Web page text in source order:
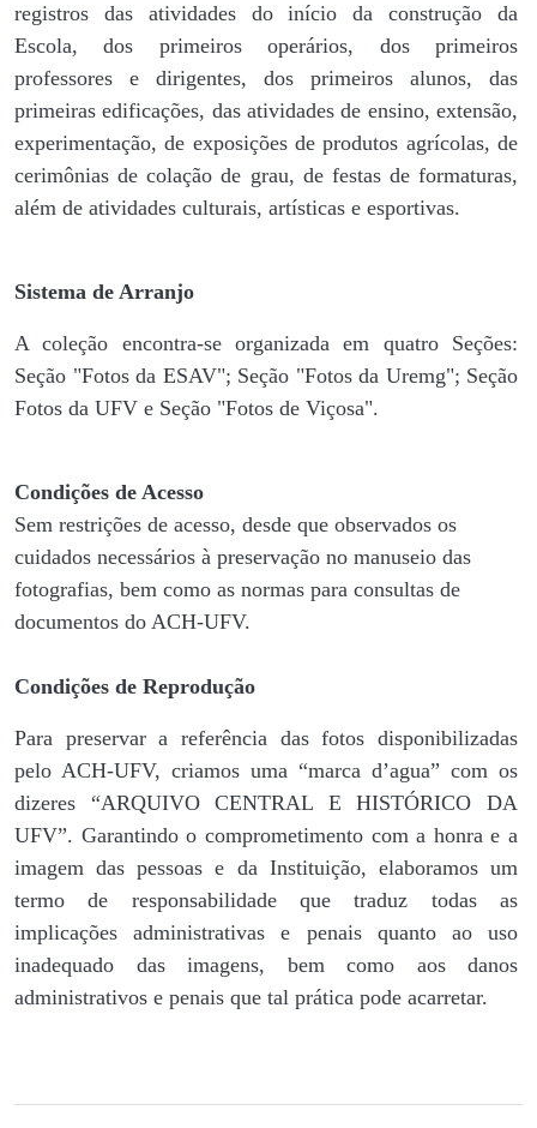
registros das atividades do início da construção da
Escola, dos primeiros operários, dos primeiros
professores e dirigentes, ​dos primeiros alunos, das
primeiras edificações, das atividades de ensino, extensão,
experimentação, de exposições de produtos agrícolas, de
cerimônias de colação de grau, de festas de formaturas,
além de atividades culturais, artísticas e esportivas.
Sistema de Arranjo
A coleção encontra-se organizada em quatro Seções:
Seção "Fotos da ESAV"; Seção "Fotos da Uremg"; Seção
Fotos da UFV e Seção "Fotos de Viçosa".
Condições de Acesso
Sem restrições de acesso, desde que observados os
cuidados necessários à preservação no manuseio das
fotografias, bem como as normas para consultas de
documentos do ACH-UFV.
Condições de Reprodução
Para preservar a referência das fotos disponibilizadas
pelo ACH-UFV, criamos uma “marca d’agua” com os
dizeres “ARQUIVO CENTRAL E HISTÓRICO DA
UFV”. Garantindo o comprometimento com a honra e a
imagem das pessoas e da Instituição, elaboramos um
termo de responsabilidade que traduz todas as
implicações administrativas e penais quanto ao uso
inadequado das imagens, bem como aos danos
administrativos e penais que tal prática pode acarretar.